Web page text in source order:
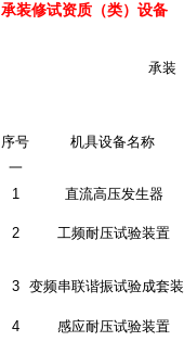
承装修试资质（类）设备
承装
序号
机具设备名称
一
1
直流高压发生器
2 工频耐压试验装置
3 变频串联谐振试验成套
4 感应耐压试验装置